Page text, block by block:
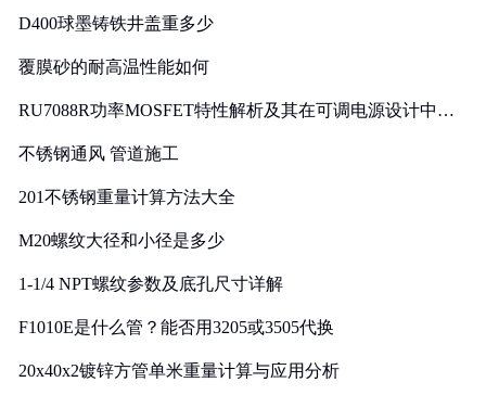
D400球墨铸铁井盖重多少
覆膜砂的耐高温性能如何
RU7088R功率MOSFET特性解析及其在可调电源设计中的
不锈钢通风 管道施工
201不锈钢重量计算方法大全
M20螺纹大径和小径是多少
1-1/4 NPT螺纹参数及底孔尺寸详解
F1010E是什么管？能否用3205或3505代换
20x40x2镀锌方管单米重量计算与应用分析